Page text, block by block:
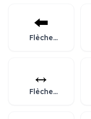
⬅️
Flèche
↔️
Flèche